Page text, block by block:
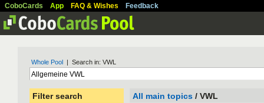
CoboCards App FAQ & Wishes Feedback
Whole Pool | Search in: VWL
Filter search All main topics / VWL